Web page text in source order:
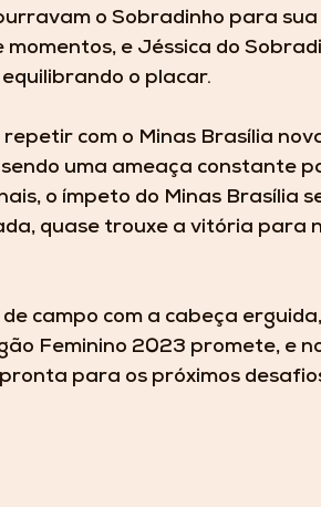
o Sobradinho para
e Jéssica do
o placar.
com o Minas Brasília
uma ameaça constante
o ímpeto do Minas Brasília
quase trouxe a vitória para
campo com a cabeça
Feminino 2023 promete, e
para os próximos